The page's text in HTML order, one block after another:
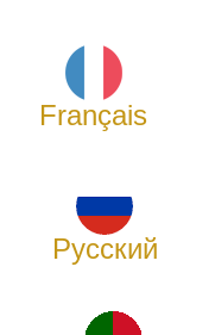
Français
Русский